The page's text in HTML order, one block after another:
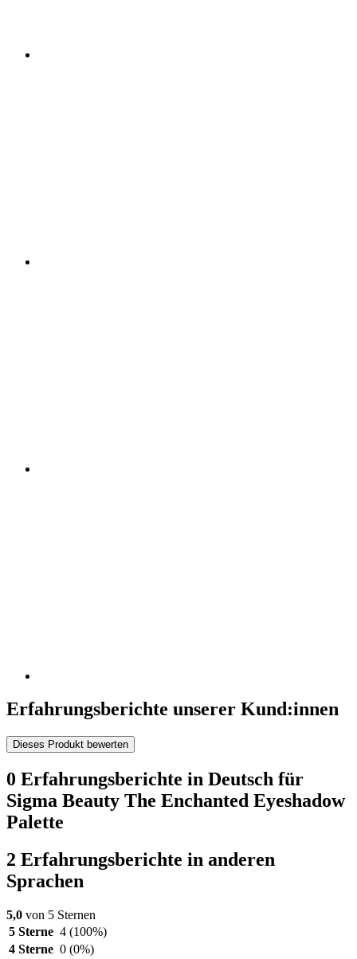
Erfahrungsberichte unserer Kund:innen
Dieses Produkt bewerten
0 Erfahrungsberichte in Deutsch für
Sigma Beauty The Enchanted Eyeshadow
Palette
2 Erfahrungsberichte in anderen
Sprachen
5,0 von 5 Sternen
5 Sterne 4 (100%)
4 Sterne 0 (0%)